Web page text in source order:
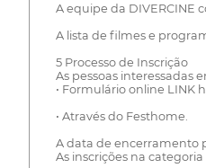
A equipe da DIVERCINE
A lista de filmes e
5 Processo de Inscrição
As pessoas interessadas
• Formulário online LINK
• Através do Festhome.
A data de encerramento
As inscrições na